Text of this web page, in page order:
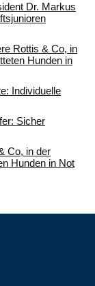
Dr. Markus
Rottis & Co, in
Hunden in
Individuelle
Sicher
Co, in der
Hunden in Not